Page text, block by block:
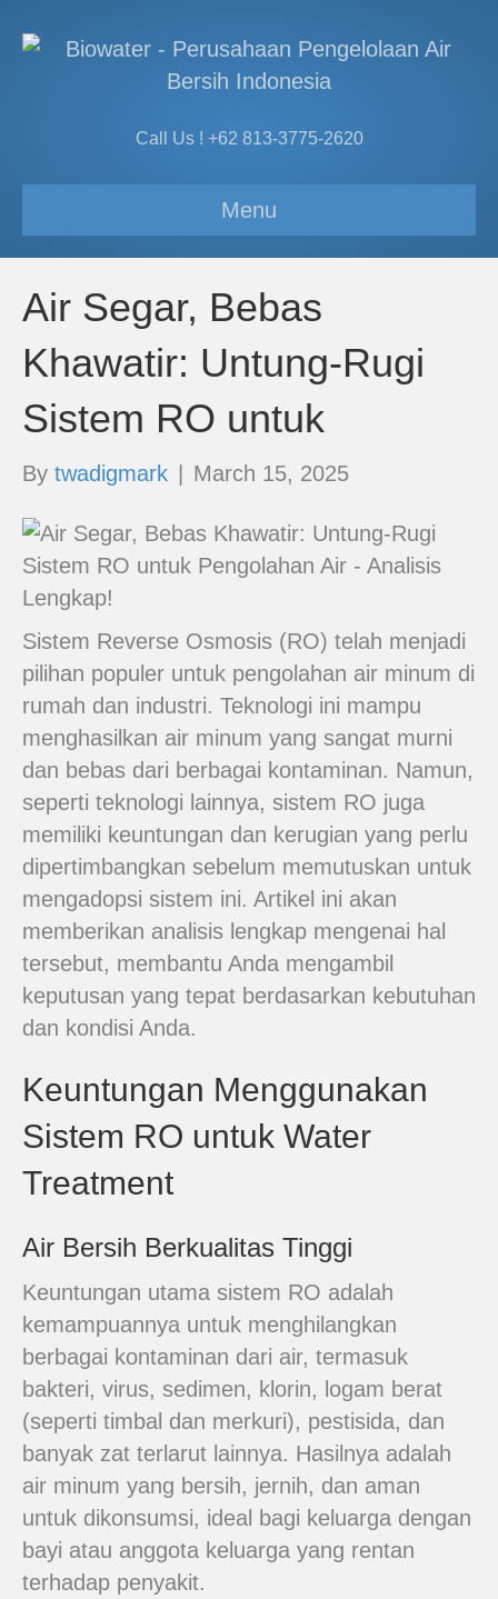
Call Us ! +62 813-3775-2620
Menu
Air Segar, Bebas
Khawatir: Untung-Rugi
Sistem RO untuk
By twadigmark March 15, 2025
Sistem Reverse Osmosis (RO) telah menjadi
pilihan populer untuk pengolahan air minum di
rumah dan industri. Teknologi ini mampu
menghasilkan air minum yang sangat murni
dan bebas dari berbagai kontaminan. Namun,
seperti teknologi lainnya, sistem RO juga
memiliki keuntungan dan kerugian yang perlu
dipertimbangkan sebelum memutuskan untuk
mengadopsi sistem ini. Artikel ini akan
memberikan analisis lengkap mengenai hal
tersebut, membantu Anda mengambil
keputusan yang tepat berdasarkan kebutuhan
dan kondisi Anda.
Keuntungan Menggunakan
Sistem RO untuk Water
Treatment
Air Bersih Berkualitas Tinggi
Keuntungan utama sistem RO adalah
kemampuannya untuk menghilangkan
berbagai kontaminan dari air, termasuk
bakteri, virus, sedimen, klorin, logam berat
(seperti timbal dan merkuri), pestisida, dan
banyak zat terlarut lainnya. Hasilnya adalah
air minum yang bersih, jernih, dan aman
untuk dikonsumsi, ideal bagi keluarga dengan
bayi atau anggota keluarga yang rentan
terhadap penyakit.